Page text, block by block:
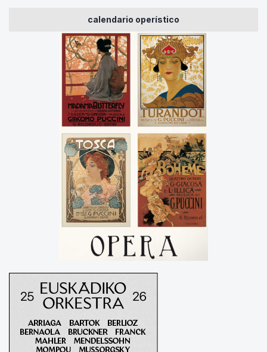
calendario operístico